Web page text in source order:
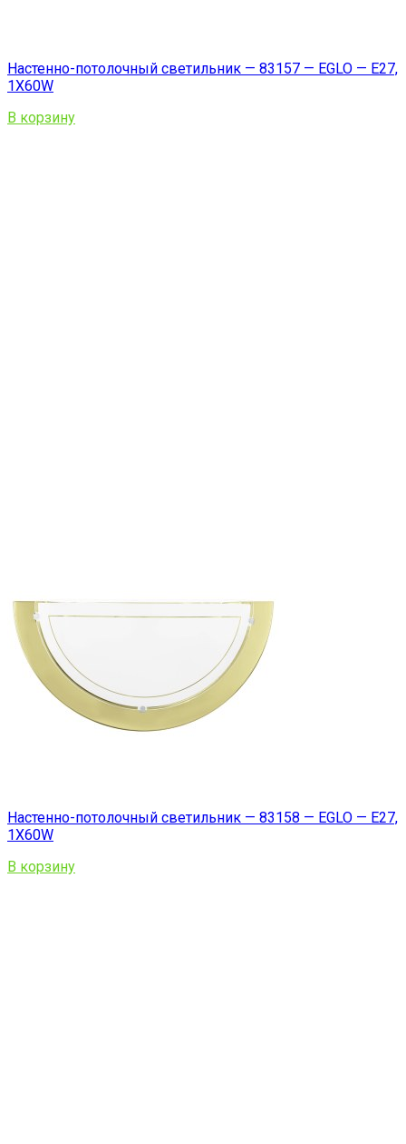
Настенно-потолочный светильник — 83157 — EGLO — E27,
1X60W
В корзину
Настенно-потолочный светильник — 83158 — EGLO — E27,
1X60W
В корзину